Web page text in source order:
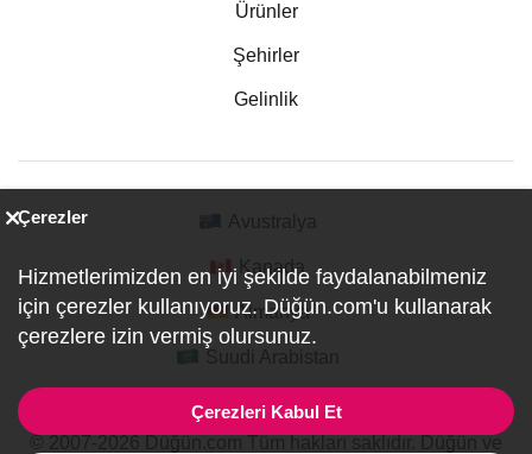
Ürünler
Şehirler
Gelinlik
Kanada
Almanya
Çerezler
Hizmetlerimizden en iyi şekilde faydalanabilmeniz
için çerezler kullanıyoruz. Düğün.com'u kullanarak
çerezlere izin vermiş olursunuz.
Çerezleri Kabul Et